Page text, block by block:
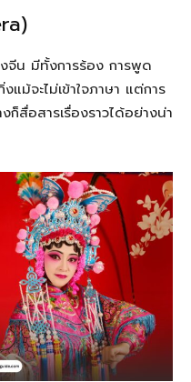
จีน มีทั้งการร้อง การพูด
แม้จะไม่เข้าใจภาษา แต่การ
สื่อสารเรื่องราวได้อย่างน่า